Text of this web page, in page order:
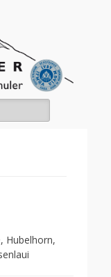
Schuler
Hubelhorn,